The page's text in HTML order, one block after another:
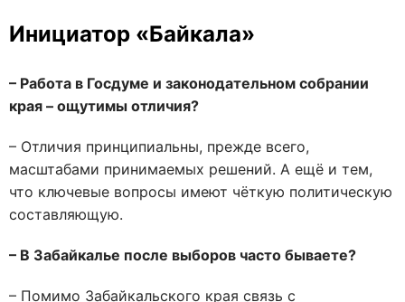
Инициатор «Байкала»
– Работа в Госдуме и законодательном собрании
края – ощутимы отличия?
– Отличия принципиальны, прежде всего,
масштабами принимаемых решений. А ещё и тем,
что ключевые вопросы имеют чёткую политическую
составляющую.
– В Забайкалье после выборов часто бываете?
– Помимо Забайкальского края связь с